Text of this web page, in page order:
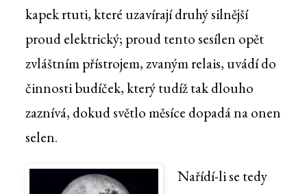
kapek rtuti, které uzavírají druhý silnější
proud elektrický; proud tento sesílen opět
zvláštním přístrojem, zvaným relais, uvádí do
činnosti budíček, který tudíž tak dlouho
zaznívá, dokud světlo měsíce dopadá na onen
selen.
Nařídí-li se tedy